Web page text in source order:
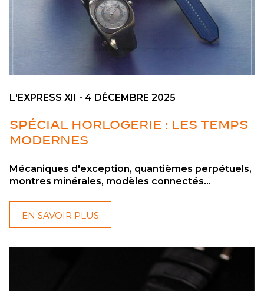
L'EXPRESS XII - 4 DÉCEMBRE 2025
SPÉCIAL HORLOGERIE : LES TEMPS
MODERNES
Mécaniques d'exception, quantièmes perpétuels,
montres minérales, modèles connectés...
EN SAVOIR PLUS